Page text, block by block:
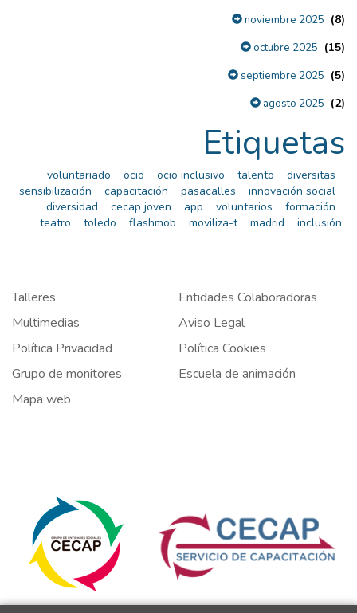
noviembre 2025 (8)
octubre 2025 (15)
septiembre 2025 (5)
agosto 2025 (2)
Etiquetas
voluntariado ocio ocio inclusivo talento
diversitas
sensibilización
capacitación pasacalles
innovación social
diversidad
cecap joven app voluntarios
formación
teatro
toledo flashmob moviliza-t madrid inclusión
Talleres
Entidades Colaboradoras
Multimedias
Aviso Legal
Política Privacidad
Política Cookies
Grupo de monitores
Escuela de animación
Mapa web